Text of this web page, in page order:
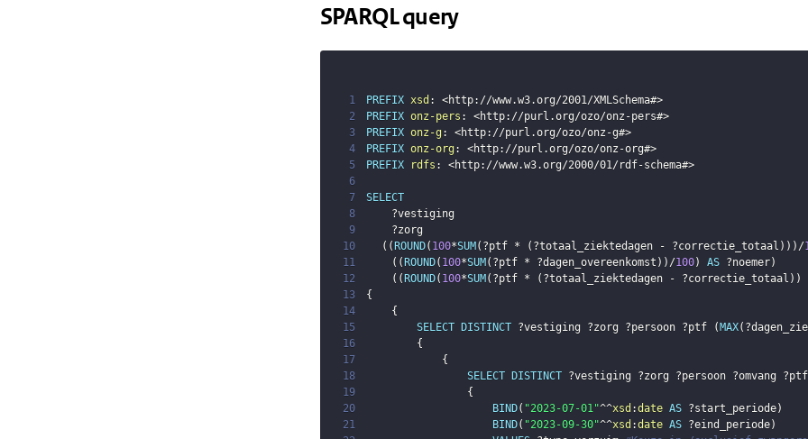
SPARQL query
1 PREFIX xsd : <http://www.w3.org/2001/XMLSchema#>
2
PREFIX onz-pers : <http://purl.org/ozo/onz-pers#>
3
PREFIX onz-g : <http://purl.org/ozo/onz-g#>
4
PREFIX onz-org : <http://purl.org/ozo/onz-org#>
5
PREFIX rdfs : <http://www.w3.org/2000/01/rdf-schema#>
6
7
SELECT
8
?vestiging
9
?zorg
10
( ( ROUND( 100*SUM ( ?ptf * ( ?totaal_ziektedagen - ?correctie_totaal ) ) ) /
11
( ( ROUND( 100*SUM ( ?ptf * ?dagen_overeenkomst ) ) /100) AS ?noemer)
12
( ( ROUND( 100*SUM ( ?ptf * ( ?totaal_ziektedagen - ?correctie_totaal ) )
13
{
14
{
15
SELECT DISTINCT ?vestiging ?zorg ?persoon ?ptf ( MAX(
16
{
17
{
18
SELECT DISTINCT ?vestiging ?zorg ?persoon ?omvang
?ptf
19
{
20
BIND( "2023-07-01"^^xsd :date AS ?start_periode)
21
BIND( "2023-09-30"^^xsd :date AS ?eind_periode)